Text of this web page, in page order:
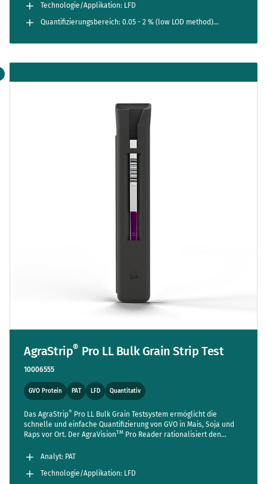
Technologie/Applikation: LFD
Quantifizierungsbereich: 0.05 - 2 % (low LOD method)
AgraStrip® Pro LL Bulk Grain Strip Test
10006555
GVO Protein PAT LFD Quantitativ
Das AgraStrip® Pro LL Bulk Grain Testsystem ermöglicht die
schnelle und einfache Quantifizierung von GVO in Mais, Soja und
Raps vor Ort. Der AgraVisionTM Pro Reader rationalisiert den
Minimum, während es gleichzeitig neue Maßstäbe für Genauigkeit
Analyt: PAT
Technologie/Applikation: LFD